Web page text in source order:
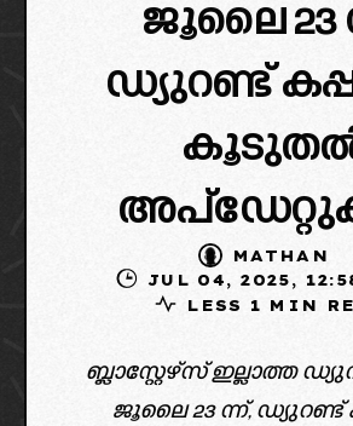
ജൂലൈ 23
ഡ്യുറണ്ട്
MATHAN
JUL 04, 2025,
LESS 1 MIN
ബ്ലാസ്റ്റേഴ്‌സ് ഇല്ലാത്ത
ജൂലൈ 23 ന്ന്, ഡ്യുറണ്ട്